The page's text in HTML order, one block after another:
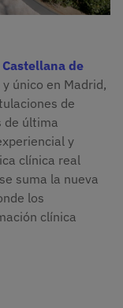
Castellana de
único en Madrid,
de
de última
y
clínica real
suma la nueva
los
clínica